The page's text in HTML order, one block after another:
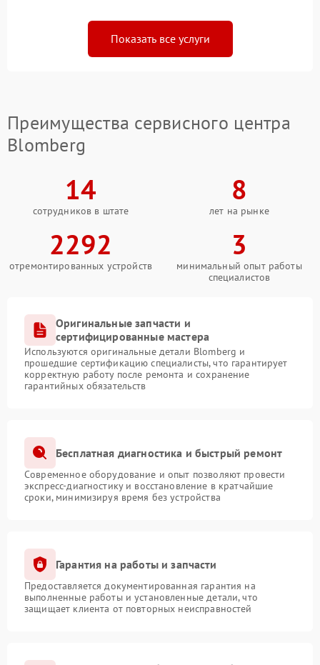
Показать все услуги
Преимущества сервисного центра
Blomberg
14
сотрудников в штате
8
лет на рынке
2292
отремонтированных устройств
3
минимальный опыт работы
специалистов
Оригинальные запчасти и
сертифицированные мастера
Используются оригинальные детали Blomberg и
прошедшие сертификацию специалисты, что гарантирует
корректную работу после ремонта и сохранение
гарантийных обязательств
Бесплатная диагностика и быстрый ремонт
Современное оборудование и опыт позволяют провести
экспресс-диагностику и восстановление в кратчайшие
сроки, минимизируя время без устройства
Гарантия на работы и запчасти
Предоставляется документированная гарантия на
выполненные работы и установленные детали, что
защищает клиента от повторных неисправностей